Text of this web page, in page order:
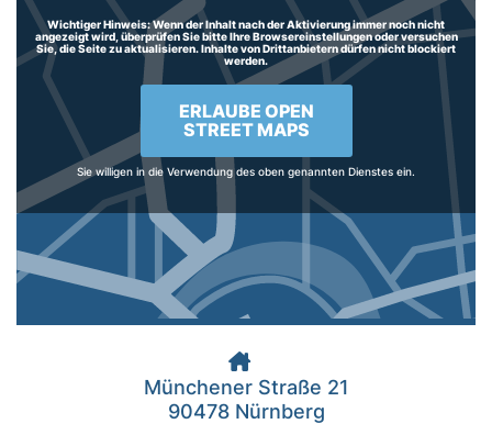
Wichtiger Hinweis:Wenn der Inhalt nach der Aktivierung immer noch nicht
angezeigt wird, überprüfen Sie bitte Ihre Browsereinstellungen oder versuchen
Sie, die Seite zu aktualisieren. Inhalte von Drittanbietern dürfen nicht blockiert
werden.
ERLAUBE OPEN
STREET MAPS
Sie willigen in die Verwendung des oben genannten Dienstes ein.
Münchener Straße 21
90478 Nürnberg